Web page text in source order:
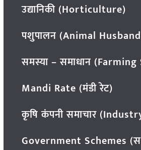
उद्यानिकी (Horticulture)
पशुपालन (Animal
समस्या – समाधान
Mandi Rate (मंडी रेट)
कृषि कंपनी समाचार
Government Schemes